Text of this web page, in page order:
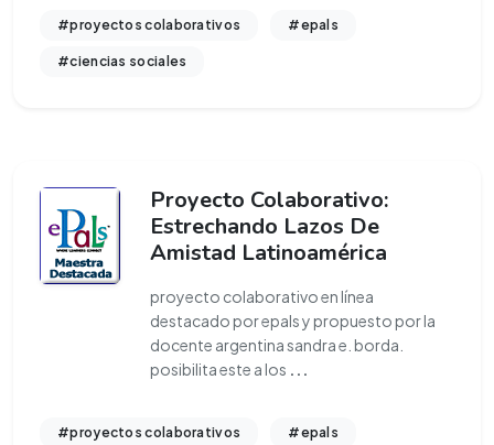
#proyectos colaborativos #epals
#ciencias sociales
Proyecto Colaborativo:
Estrechando Lazos De
Amistad Latinoamérica
proyecto colaborativo en línea
destacado por epals y propuesto por la
docente argentina sandra e. borda.
posibilita este a los ...
#proyectos colaborativos #epals